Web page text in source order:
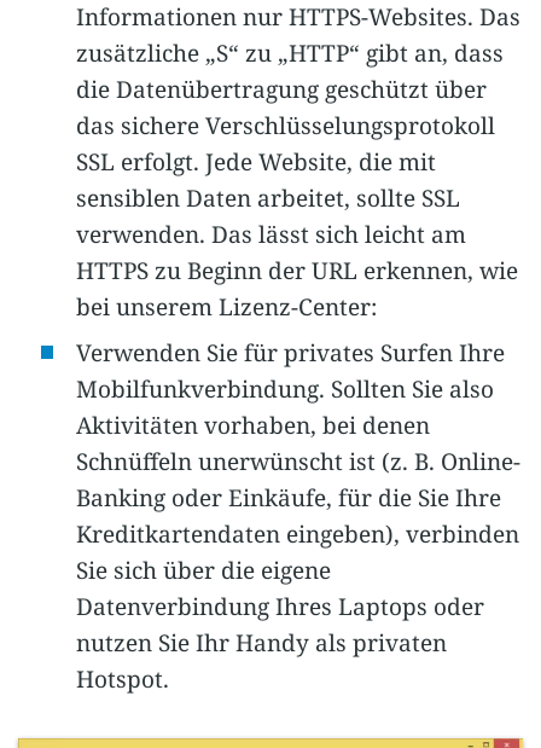
Informationen nur HTTPS-Websites. Das
zusätzliche „S“ zu „HTTP“ gibt an, dass
die Datenübertragung geschützt über
das sichere Verschlüsselungsprotokoll
SSL erfolgt. Jede Website, die mit
sensiblen Daten arbeitet, sollte SSL
verwenden. Das lässt sich leicht am
HTTPS zu Beginn der URL erkennen, wie
bei unserem Lizenz-Center:
Verwenden Sie für privates Surfen Ihre
Mobilfunkverbindung. Sollten Sie also
Aktivitäten vorhaben, bei denen
Schnüffeln unerwünscht ist (z. B. Online-
Banking oder Einkäufe, für die Sie Ihre
Kreditkartendaten eingeben), verbinden
Sie sich über die eigene
Datenverbindung Ihres Laptops oder
nutzen Sie Ihr Handy als privaten
Hotspot.